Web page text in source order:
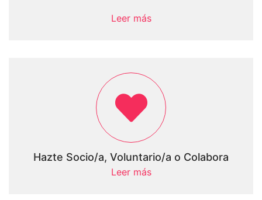
Leer más
Hazte Socio/a, Voluntario/a o Colabora
Leer más